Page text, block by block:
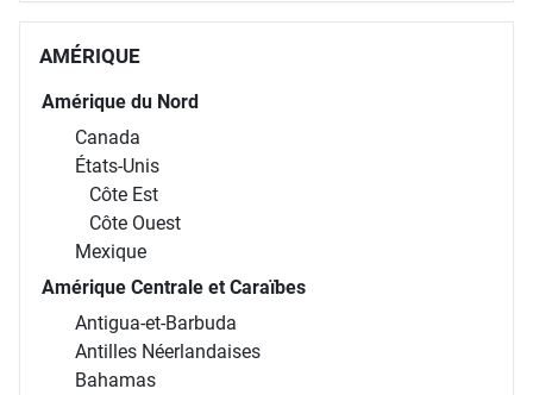
AMÉRIQUE
Amérique du Nord
Canada
États-Unis
Côte Est
Côte Ouest
Mexique
Amérique Centrale et Caraïbes
Antigua-et-Barbuda
Antilles Néerlandaises
Bahamas